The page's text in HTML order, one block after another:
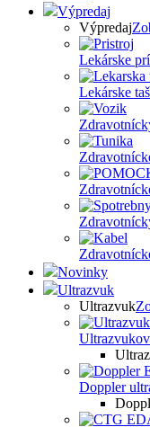
Výpredaj
Výpredaj
Lekárske
Lekárske
Novinky
Ultrazvuk
Ultrazvuk
Doppler